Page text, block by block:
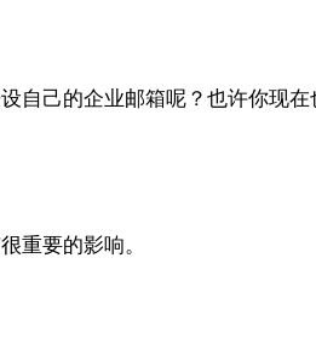
自己的企业邮箱呢？也许你现在
重要的影响。